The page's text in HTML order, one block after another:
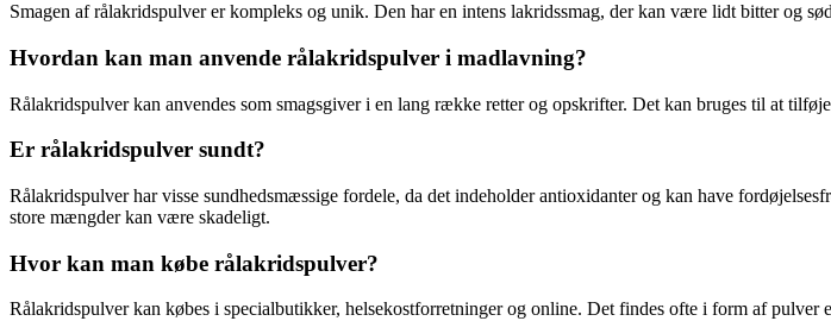
Smagen af rålakridspulver er kompleks og unik. Den har en intens lakridssmag, der kan være lidt bitter og
Hvordan kan man anvende rålakridspulver i madlavning?
Rålakridspulver kan anvendes som smagsgiver i en lang række retter og opskrifter. Det kan bruges til at
Er rålakridspulver sundt?
Rålakridspulver har visse sundhedsmæssige fordele, da det indeholder antioxidanter og kan have
store mængder kan være skadeligt.
Hvor kan man købe rålakridspulver?
Rålakridspulver kan købes i specialbutikker, helsekostforretninger og online. Det findes ofte i form af